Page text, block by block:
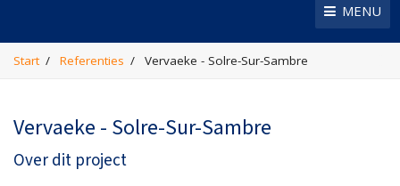
MENU
Start Referenties Vervaeke - Solre-Sur-Sambre
Vervaeke - Solre-Sur-Sambre
Over dit project